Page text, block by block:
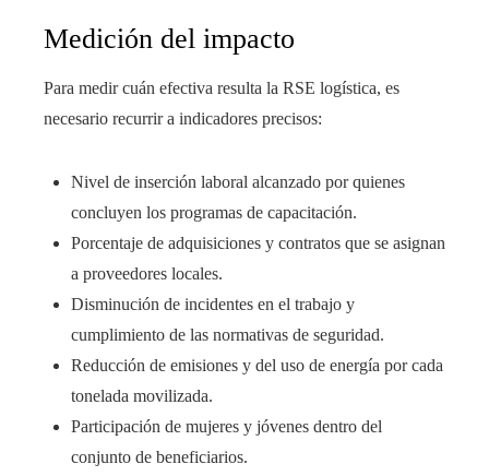
Medición del impacto
Para medir cuán efectiva resulta la RSE logística, es
necesario recurrir a indicadores precisos:
Nivel de inserción laboral alcanzado por quienes
concluyen los programas de capacitación.
Porcentaje de adquisiciones y contratos que se asignan
a proveedores locales.
Disminución de incidentes en el trabajo y
cumplimiento de las normativas de seguridad.
Reducción de emisiones y del uso de energía por cada
tonelada movilizada.
Participación de mujeres y jóvenes dentro del
conjunto de beneficiarios.